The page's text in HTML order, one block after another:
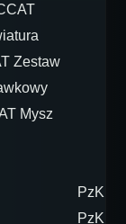
Zestaw
Mysz